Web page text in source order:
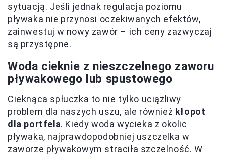
sytuacją. Jeśli jednak regulacja poziomu
pływaka nie przynosi oczekiwanych efektów,
zainwestuj w nowy zawór – ich ceny zazwyczaj
są przystępne.
Woda cieknie z nieszczelnego zaworu
pływakowego lub spustowego
Cieknąca spłuczka to nie tylko uciążliwy
problem dla naszych uszu, ale również kłopot
dla portfela. Kiedy woda wycieka z okolic
pływaka, najprawdopodobniej uszczelka w
zaworze pływakowym straciła szczelność. W